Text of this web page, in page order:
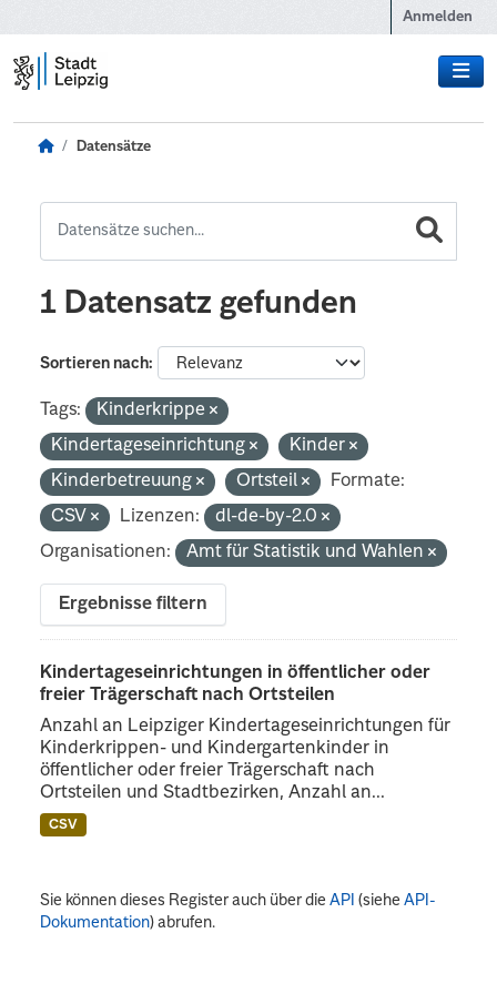
Anmelden
Datensätze
1 Datensatz gefunden
Sortieren nach
Tags:
Kinderkrippe
Kindertageseinrichtung
Kinder
Kinderbetreuung
Ortsteil
Formate:
CSV
Lizenzen:
dl-de-by-2.0
Organisationen:
Amt für Statistik und Wahlen
Ergebnisse filtern
Kindertageseinrichtungen in öffentlicher oder
freier Trägerschaft nach Ortsteilen
Anzahl an Leipziger Kindertageseinrichtungen für
Kinderkrippen- und Kindergartenkinder in
öffentlicher oder freier Trägerschaft nach
Ortsteilen und Stadtbezirken, Anzahl an...
CSV
Sie können dieses Register auch über dieAPI (sieheAPI-
Dokumentation) abrufen.